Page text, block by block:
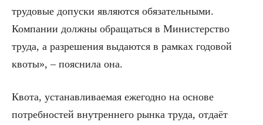
трудовые допуски являются обязательными.
Компании должны обращаться в Министерство
труда, а разрешения выдаются в рамках годовой
квоты», – пояснила она.
Квота, устанавливаемая ежегодно на основе
потребностей внутреннего рынка труда, отдаёт